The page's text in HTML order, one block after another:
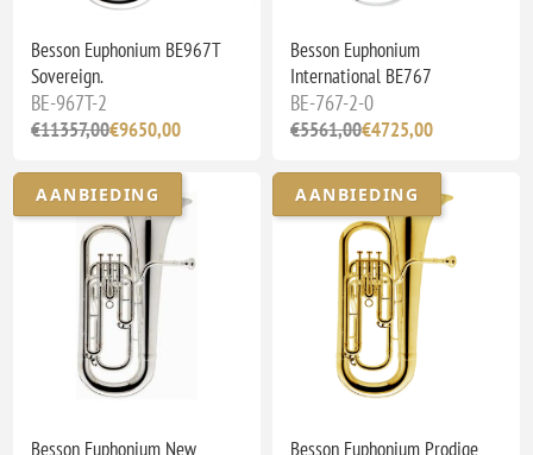
Besson Euphonium BE967T
Sovereign.
BE-967T-2
€11357,00€9650,00
Besson Euphonium
International BE767
BE-767-2-0
€5561,00€4725,00
AANBIEDING
Besson Euphonium New
AANBIEDING
Besson Euphonium Prodige